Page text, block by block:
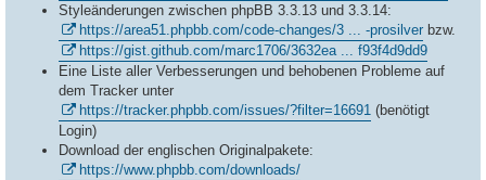
Styleänderungen zwischen phpBB 3.3.13 und 3.3.14:
https://area51.phpbb.com/code-changes/3 ... -prosilver bzw.
https://gist.github.com/marc1706/3632ea ... f93f4d9dd9
Eine Liste aller Verbesserungen und behobenen Probleme auf
dem Tracker unter
https://tracker.phpbb.com/issues/?filter=16691 (benötigt
Login)
Download der englischen Originalpakete:
https://www.phpbb.com/downloads/